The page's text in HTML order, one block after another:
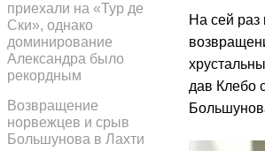
На сей раз
дав Клебо
приехали на «Тур де
Ски», однако
доминирование
Александра было
рекордным
Возвращение
норвежцев и срыв
Большунова в Лахти